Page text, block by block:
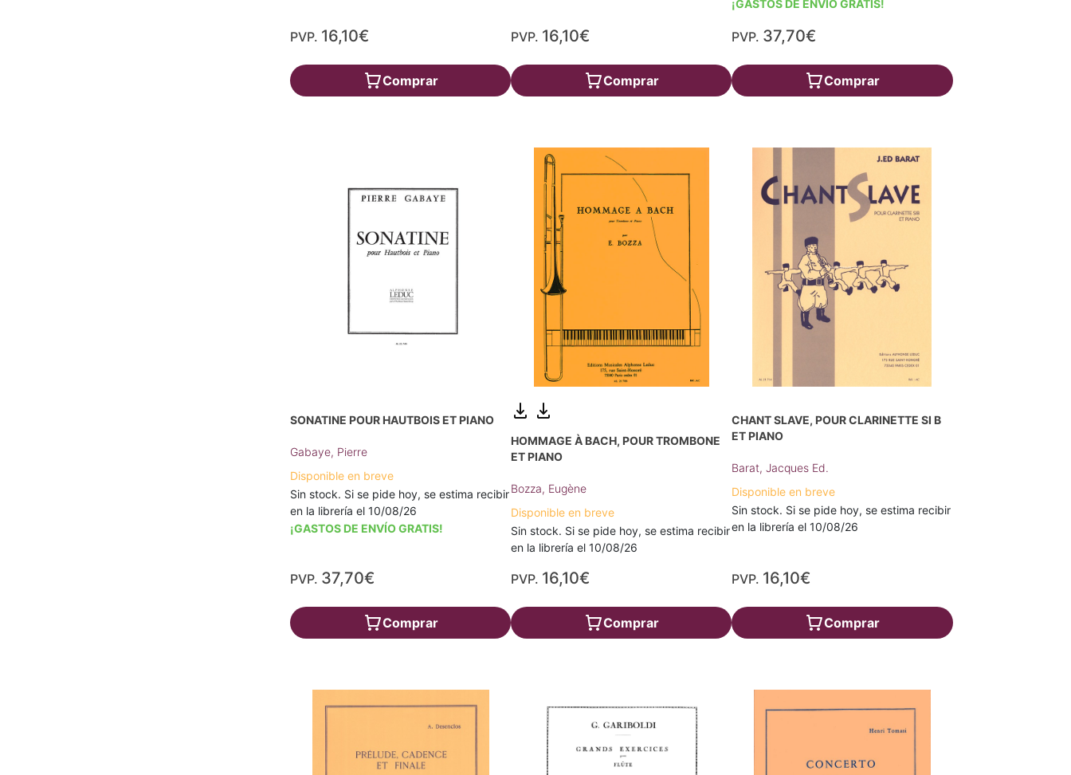
PVP. 16,10€
Comprar
PVP. 16,10€
Comprar
¡GASTOS DE ENVÍO GRATIS!
PVP. 37,70€
Comprar
SONATINE POUR HAUTBOIS ET PIANO
Gabaye, Pierre
Disponible en breve
Sin stock. Si se pide hoy, se estima recibir
en la librería el 10/08/26
¡GASTOS DE ENVÍO GRATIS!
PVP. 37,70€
Comprar
HOMMAGE À BACH, POUR TROMBONE
ET PIANO
Bozza, Eugène
Disponible en breve
Sin stock. Si se pide hoy, se estima recibir
en la librería el 10/08/26
PVP. 16,10€
Comprar
CHANT SLAVE, POUR CLARINETTE SI B
ET PIANO
Barat, Jacques Ed.
Disponible en breve
Sin stock. Si se pide hoy, se estima recibir
en la librería el 10/08/26
PVP. 16,10€
Comprar